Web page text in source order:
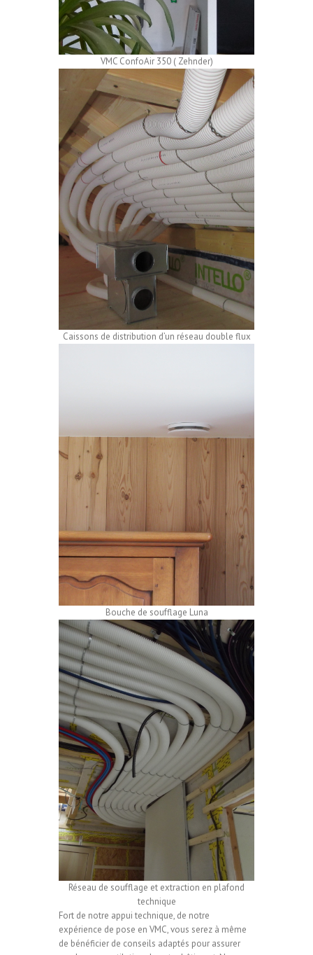
VMC ConfoAir 350 ( Zehnder)
Caissons de distribution d’un réseau double flux
Bouche de soufflage Luna
Réseau de soufflage et extraction en plafond
technique
Fort de notre appui technique, de notre
expérience de pose en VMC, vous serez à même
de bénéficier de conseils adaptés pour assurer